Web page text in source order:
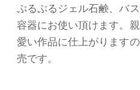
ぷるぷるジェル石鹸、バ
容器にお使い頂けます。
愛い作品に仕上がります
売です。